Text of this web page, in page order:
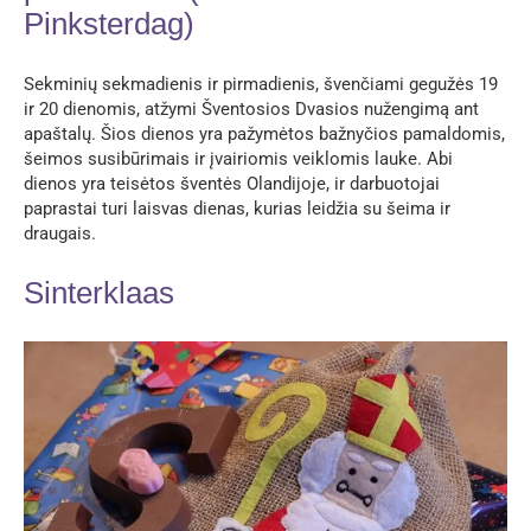
Pinksterdag)
Sekminių sekmadienis ir pirmadienis, švenčiami gegužės 19
ir 20 dienomis, atžymi Šventosios Dvasios nužengimą ant
apaštalų. Šios dienos yra pažymėtos bažnyčios pamaldomis,
šeimos susibūrimais ir įvairiomis veiklomis lauke. Abi
dienos yra teisėtos šventės Olandijoje, ir darbuotojai
paprastai turi laisvas dienas, kurias leidžia su šeima ir
draugais.
Sinterklaas